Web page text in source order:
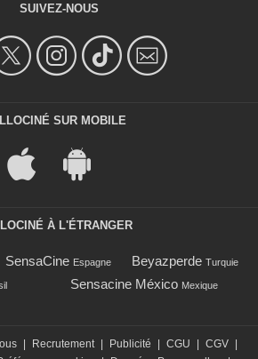
SUIVEZ-NOUS
SUR MOBILE
À L'ÉTRANGER
SensaCine Espagne Beyazperde Turquie
Sensacine México Mexique
| Recrutement | Publicité | CGU | CGV |